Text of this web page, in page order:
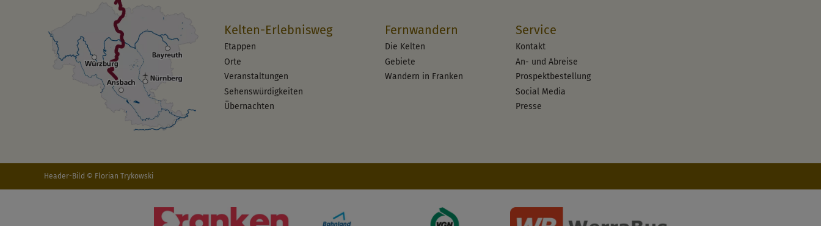
Kelten-Erlebnisweg
Etappen
Orte
Veranstaltungen
Sehenswürdigkeiten
Übernachten
Fernwandern
Die Kelten
Gebiete
Wandern in Franken
Service
Kontakt
An- und Abreise
Prospektbestellung
Social Media
Presse
Header-Bild © Florian Trykowski